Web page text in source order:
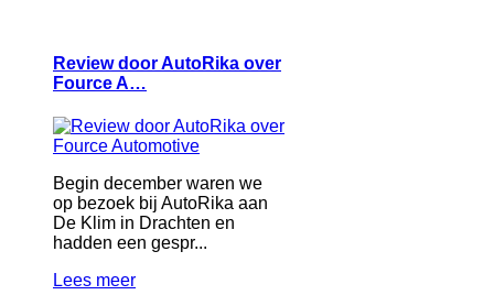
Review door AutoRika over
Fource A…
Begin december waren we
op bezoek bij AutoRika aan
De Klim in Drachten en
hadden een gespr...
Lees meer